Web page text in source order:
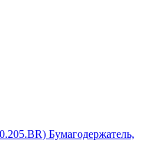
Бумагодержатель,